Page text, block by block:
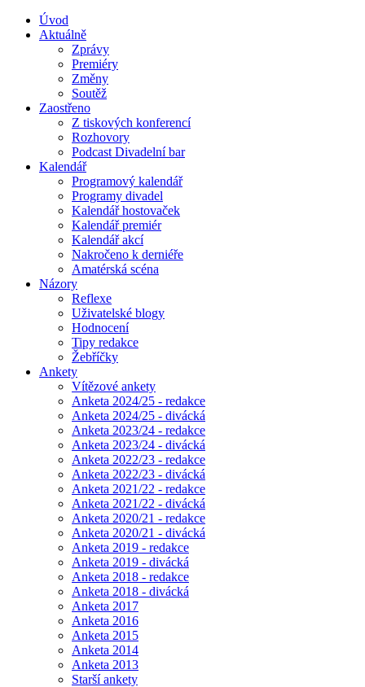
Úvod
Aktuálně
Zprávy
Premiéry
Změny
Soutěž
Zaostřeno
Z tiskových konferencí
Rozhovory
Podcast Divadelní bar
Kalendář
Programový kalendář
Programy divadel
Kalendář hostovaček
Kalendář premiér
Kalendář akcí
Nakročeno k derniéře
Amatérská scéna
Názory
Reflexe
Uživatelské blogy
Hodnocení
Tipy redakce
Žebříčky
Ankety
Vítězové ankety
Anketa 2024/25 - redakce
Anketa 2024/25 - divácká
Anketa 2023/24 - redakce
Anketa 2023/24 - divácká
Anketa 2022/23 - redakce
Anketa 2022/23 - divácká
Anketa 2021/22 - redakce
Anketa 2021/22 - divácká
Anketa 2020/21 - redakce
Anketa 2020/21 - divácká
Anketa 2019 - redakce
Anketa 2019 - divácká
Anketa 2018 - redakce
Anketa 2018 - divácká
Anketa 2017
Anketa 2016
Anketa 2015
Anketa 2014
Anketa 2013
Starší ankety